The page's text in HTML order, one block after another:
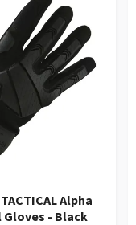
Alpha
- Black